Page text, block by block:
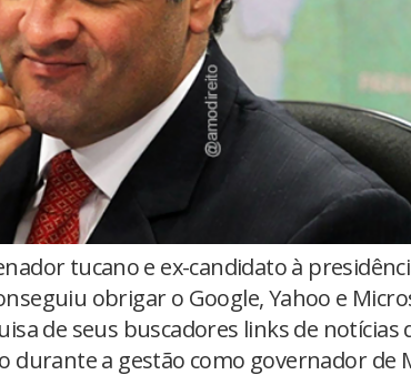
tucano e ex-candidato à
obrigar o Google, Yahoo e
de seus buscadores links de notícias
durante a gestão como governador de